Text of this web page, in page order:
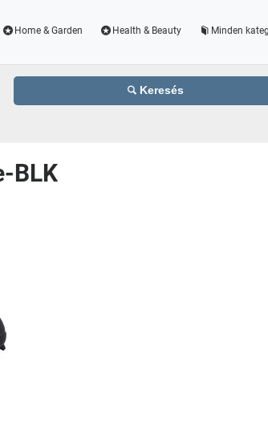
Home & Garden Health & Beauty Minden
Keresés
BLK